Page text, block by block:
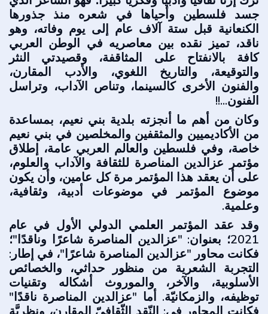
جسد فلسطين وأحياها في شعره منذ جذورها
الكنعانية قبل ستة آلاف عام إلى يوم وفاته، وهو
ناقد، تميز نقده بين معاصريه في الوطن العربي
كافة بالانفتاح على المثاقفة، وقصيدتي النثر
والتوقيعة، والتاريخ اللغوي، والأدب المقارن،
والفنون الأخرى كالسينما، وتناص الآداب، وتراسل
الفنون...!!
وكان من أهم ما أنجزته بلدية بني نعيم، بمساعدة
من الأكاديميين والمثقفين والمخلصين في بني نعيم
خاصة، وفي فلسطين والعالم العربي عامة، إطلاق
مؤتمر عزالدين المناصرة للثقافة والآداب والعلوم،
على أن يعقد هذا المؤتمر مرة كل عامين، وأن يكون
موضوع المؤتمر في موضوعات أدبية، وثقافية،
وعلمية.
وقد عقد المؤتمر العلمي الدولي الأول في عام
2021؛ بعنوان: "عزالدين المناصرة شاعرًا وناقدًا"؛
فكانت محاور "عزالدين المناصرة شاعرًا"، في إطار:
التجربة الشعرية من منظور حداثي، والخصائص
الأسلوبية، والآخر، والموروث أشكاله وتقنيات
توظيفه، والزمكانيّة. أما "عزالدين المناصرة ناقدًا"